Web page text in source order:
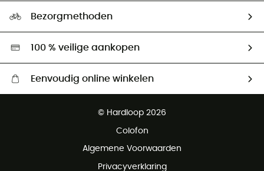
Ambassadeurs
Hardgreen
Bezorgmethoden
100 % veilige aankopen
Eenvoudig online winkelen
Gratis retourneren binnen 100 dagen
© Hardloop 2026
Colofon
Algemene Voorwaarden
Privacyverklaring